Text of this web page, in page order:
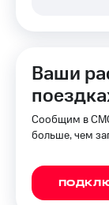
Ваши
Сообщим в
больше, чем